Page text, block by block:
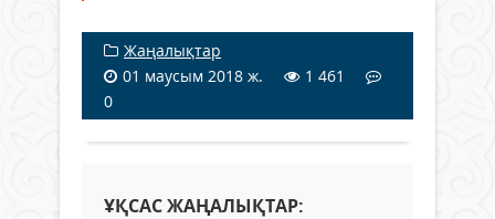
Жаңалықтар
01 маусым 2018 ж.
1 461
0
ҰҚСАС ЖАҢАЛЫҚТАР: